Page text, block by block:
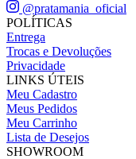
@pratamania_oficial
POLÍTICAS
Entrega
Trocas e Devoluções
Privacidade
LINKS ÚTEIS
Meu Cadastro
Meus Pedidos
Meu Carrinho
Lista de Desejos
SHOWROOM